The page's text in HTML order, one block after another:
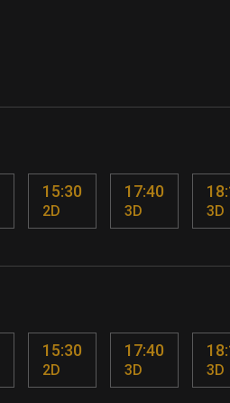
15:30
2D
17:40
3D 3D
15:30
2D
17:40
3D 3D